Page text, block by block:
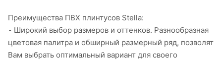
Преимущества ПВХ плинтусов Stella:
⁃ Широкий выбор размеров и оттенков. Разнообразная
цветовая палитра и обширный размерный ряд, позволят
Вам выбрать оптимальный вариант для своего